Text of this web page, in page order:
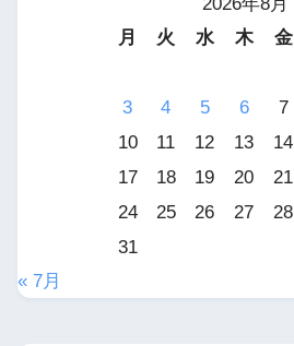
2026年8月
月
火 水 木 金
3
4 5 6 7
10
11 12 13 14
17
18 19 20 21
24
25 26 27 28
31
« 7月